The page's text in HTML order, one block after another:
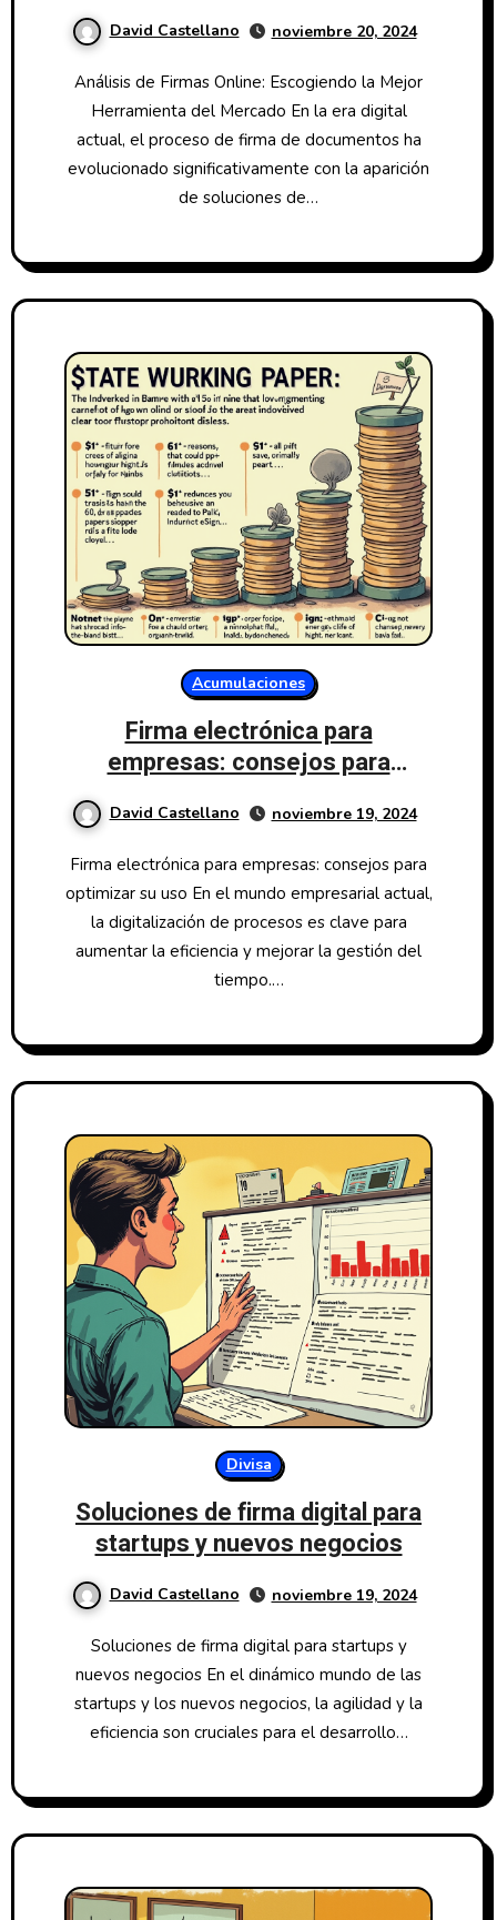
David Castellano noviembre 20, 2024
Análisis de Firmas Online: Escogiendo la Mejor
Herramienta del Mercado En la era digital
actual, el proceso de firma de documentos ha
evolucionado significativamente con la aparición
de soluciones de…
Acumulaciones
Firma electrónica para
empresas: consejos para
David Castellano noviembre 19, 2024
Firma electrónica para empresas: consejos para
optimizar su uso En el mundo empresarial actual,
la digitalización de procesos es clave para
aumentar la eficiencia y mejorar la gestión del
tiempo.…
Divisa
Soluciones de firma digital para
startups y nuevos negocios
David Castellano noviembre 19, 2024
Soluciones de firma digital para startups y
nuevos negocios En el dinámico mundo de las
startups y los nuevos negocios, la agilidad y la
eficiencia son cruciales para el desarrollo…